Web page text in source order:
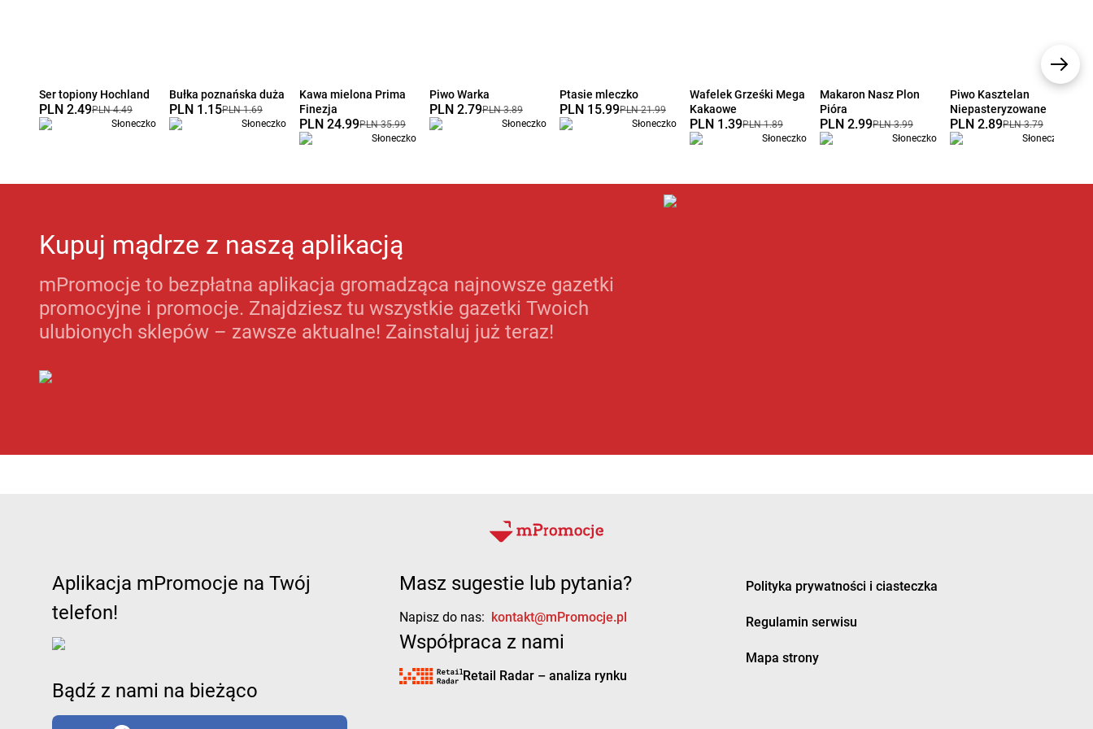
Ser topiony Hochland
PLN 2.49PLN 4.49
Słoneczko
Bułka poznańska duża
PLN 1.15PLN 1.69
Słoneczko
Kawa mielona Prima
Finezja
PLN 24.99PLN 35.99
Słoneczko
Piwo Warka
PLN 2.79PLN 3.89
Słoneczko
Ptasie mleczko
PLN 15.99PLN 21.99
Słoneczko
Wafelek Grześki Mega
Kakaowe
PLN 1.39PLN 1.89
Słoneczko
Makaron Nasz Plon
Pióra
PLN 2.99PLN 3.99
Słoneczko
Piwo Kasztelan
Niepasteryzowane
PLN 2.89PLN 3.79
Słoneczko
Kupuj mądrze z naszą aplikacją
mPromocje to bezpłatna aplikacja gromadząca najnowsze gazetki
promocyjne i promocje. Znajdziesz tu wszystkie gazetki Twoich
ulubionych sklepów – zawsze aktualne! Zainstaluj już teraz!
Aplikacja mPromocje na Twój
telefon!
Bądź z nami na bieżąco
Masz sugestie lub pytania?
Napisz do nas: kontakt@mPromocje.pl
Współpraca z nami
Retail Radar – analiza rynku
Polityka prywatności i ciasteczka
Regulamin serwisu
Mapa strony